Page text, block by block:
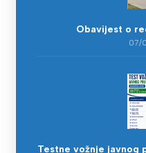
Obavijest o
07/
Testne vožnje javnog